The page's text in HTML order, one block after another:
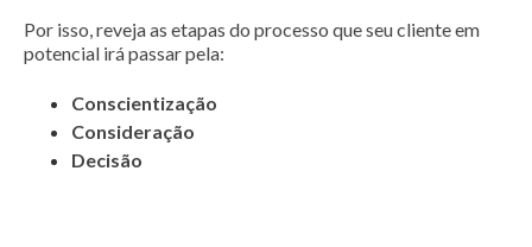
Por isso, reveja as etapas do processo que seu cliente em
potencial irá passar pela:
Conscientização
Consideração
Decisão